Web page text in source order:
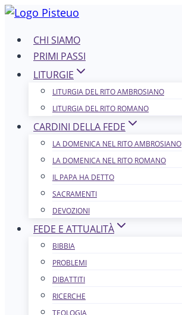
Salta
contenutoCHI SIAMO
PRIMI PASSI
LITURGIE
LITURGIA DEL RITO AMBROSIANO
LITURGIA DEL RITO ROMANO
CARDINI DELLA FEDE
LA DOMENICA NEL R​​​​​​ITO AMBROSIANO
LA DOMENICA NEL RITO ROMANO
IL PAPA HA DETTO
SACRAMENTI
DEVOZIONI
FEDE E ATTUALITÀ
BIBBIA
PROBLEMI
DIBATTITI
RICERCHE
TEOLOGIA